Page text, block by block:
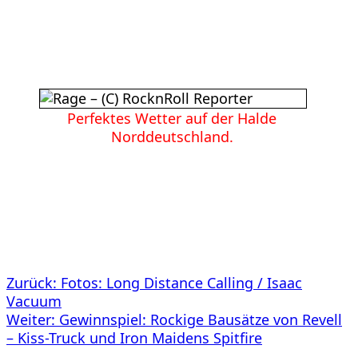
Perfektes Wetter auf der Halde
Norddeutschland.
Beitragsnavigation
Zurück: Fotos: Long Distance Calling / Isaac
Vacuum
Weiter: Gewinnspiel: Rockige Bausätze von Revell
– Kiss-Truck und Iron Maidens Spitfire